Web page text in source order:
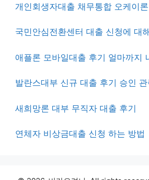
개인회생자대출 채무통합 오케이
국민안심전환센터 대출 신청에 대
애플론 모바일대출 후기 얼마까지
발란스대부 신규 대출 후기 승인 관
새희망론 대부 무직자 대출 후기
연체자 비상금대출 신청 하는 방법